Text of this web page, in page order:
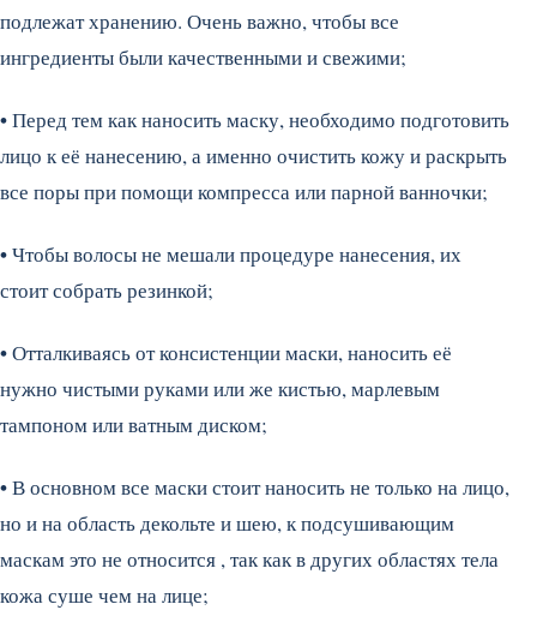
подлежат хранению. Очень важно, чтобы все
ингредиенты были качественными и свежими;
•Перед тем как наносить маску, необходимо подготовить
лицо к её нанесению, а именно очистить кожу и раскрыть
все поры при помощи компресса или парной ванночки;
•Чтобы волосы не мешали процедуре нанесения, их
стоит собрать резинкой;
•Отталкиваясь от консистенции маски, наносить её
нужно чистыми руками или же кистью, марлевым
тампоном или ватным диском;
•В основном все маски стоит наносить не только на лицо,
но и на область декольте и шею, к подсушивающим
маскам это не относится , так как в других областях тела
кожа суше чем на лице;